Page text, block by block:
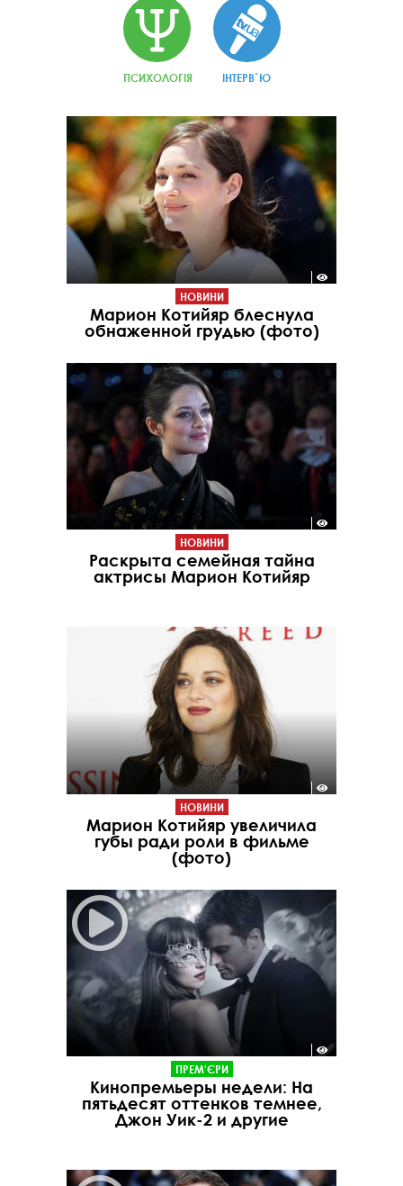
ПСИХОЛОГІЯ ІНТЕРВ`Ю
НОВИНИ
Марион Котийяр блеснула
обнаженной грудью (фото)
НОВИНИ
Раскрыта семейная тайна
актрисы Марион Котийяр
НОВИНИ
Марион Котийяр увеличила
губы ради роли в фильме
(фото)
ПРЕМ'ЄРИ
Кинопремьеры недели: На
пятьдесят оттенков темнее,
Джон Уик-2 и другие